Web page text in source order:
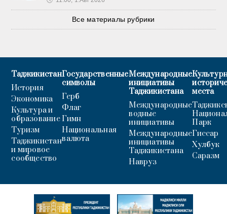
Все материалы рубрики
Таджикистан
История
Экономика
Культура и
образование
Туризм
Таджикистан
и мировое
сообщество
Государственные
символы
Герб
Флаг
Гимн
Национальная
валюта
Международные
инициативы
Таджикистана
Международные
водные
инициативы
Международные
инициативы
Таджикистана
Навруз
места
Парк
Гиссар
Хулбук
Саразм